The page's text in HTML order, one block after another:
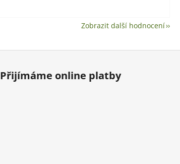
Zobrazit další hodnocení
Přijímáme online platby